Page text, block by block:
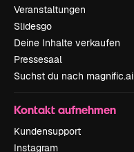
Veranstaltungen
Slidesgo
Deine Inhalte verkaufen
Pressesaal
Suchst du nach magnific.ai
Kontakt aufnehmen
Kundensupport
Instagram